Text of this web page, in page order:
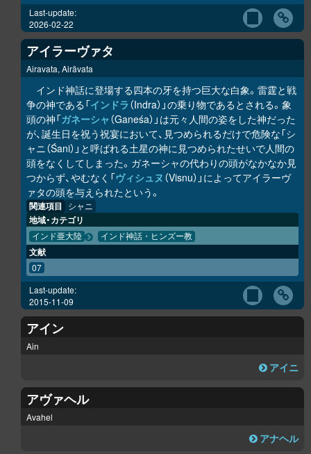
Last-update:
2026-02-22
アイラーヴァタ
Airavata, Airāvata
インド神話に登場する四本の牙を持つ巨大な白象。雷霆と戦
争の神である「インドラ （Indra）」の乗り物であるとされる。象
頭の神「ガネーシャ（Ganeśa）」は元々人間の姿をした神だった
が、誕生日を祝う祝宴において、見つめられるだけで危険な「シ
ャニ（Śani）」と呼ばれる土星の神に見つめられたせいで人間の
頭をなくしてしまった。ガネーシャの代わりの頭がなかなか見
つからず、やむなく「ヴィシュヌ （Visnu）」によってアイラーヴ
ァタの頭を与えられたという。
関連項目 シャニ
地域・カテゴリ
インド亜大陸 インド神話・ヒンズー教
文献
07
Last-update:
2015-11-09
アイン
Ain
アイニ
アヴァヘル
Avahel
アナヘル